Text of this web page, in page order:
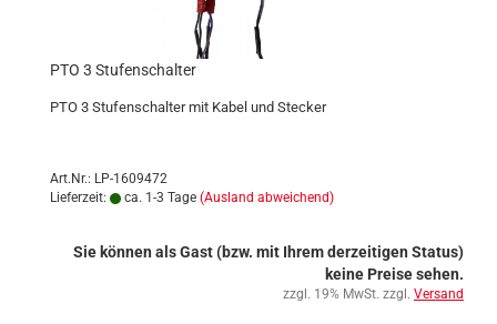
PTO 3 Stufenschalter
PTO 3 Stufenschalter mit Kabel und Stecker
Art.Nr.: LP-1609472
Lieferzeit:
ca. 1-3 Tage (Ausland abweichend)
Sie können als Gast (bzw. mit Ihrem derzeitigen Status)
keine Preise sehen.
zzgl. 19% MwSt. zzgl. Versand